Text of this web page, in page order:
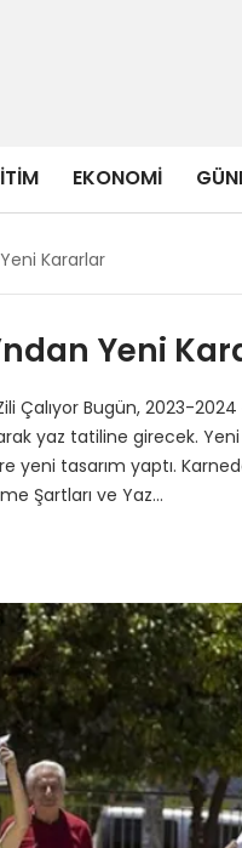
EKONOMI
Kararlar
Yeni
Çalıyor Bugün, 2023-
yaz tatiline girecek. Yeni
yeni tasarım yaptı.
Şartları ve Yaz…